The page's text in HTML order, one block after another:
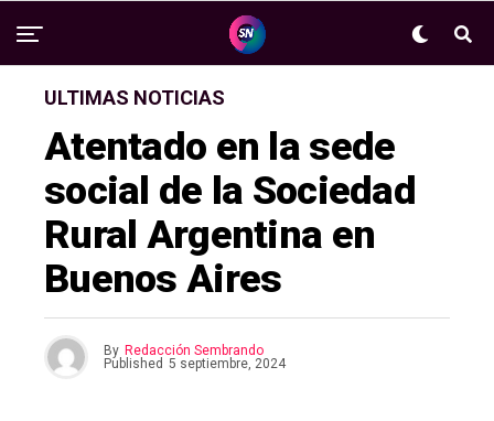
ULTIMAS NOTICIAS
Atentado en la sede
social de la Sociedad
Rural Argentina en
Buenos Aires
By Redacción Sembrando
Published 5 septiembre, 2024